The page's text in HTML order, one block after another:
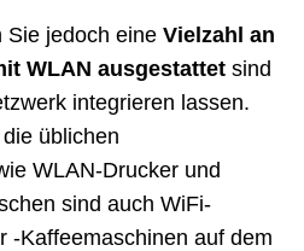
Sie jedoch eine Vielzahl an
WLAN ausgestattet sind
integrieren lassen.
üblichen
WLAN-Drucker und
sind auch WiFi-
-Kaffeemaschinen auf dem